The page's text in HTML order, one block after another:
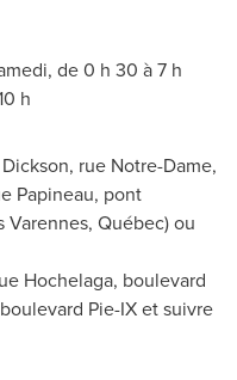
de 0 h 30 à 7 h
h
rue Notre-Dame,
Papineau, pont
Varennes, Québec) ou
Hochelaga, boulevard
Pie-IX et suivre